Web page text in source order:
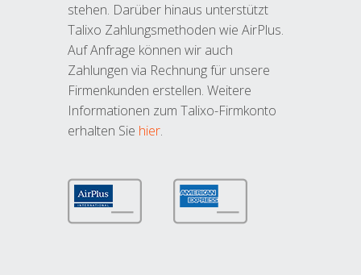
stehen. Darüber hinaus unterstützt
Talixo Zahlungsmethoden wie AirPlus.
Auf Anfrage können wir auch
Zahlungen via Rechnung für unsere
Firmenkunden erstellen. Weitere
Informationen zum Talixo-Firmkonto
erhalten Sie hier.